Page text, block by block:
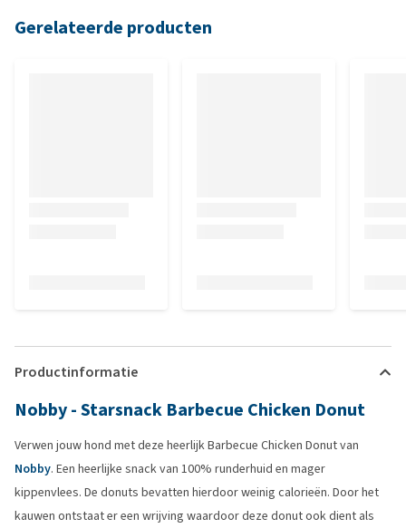
Gerelateerde producten
Productinformatie
Nobby - Starsnack Barbecue Chicken Donut
Verwen jouw hond met deze heerlijk Barbecue Chicken Donut van
Nobby. Een heerlijke snack van 100% runderhuid en mager
kippenvlees. De donuts bevatten hierdoor weinig calorieën. Door het
kauwen ontstaat er een wrijving waardoor deze donut ook dient als